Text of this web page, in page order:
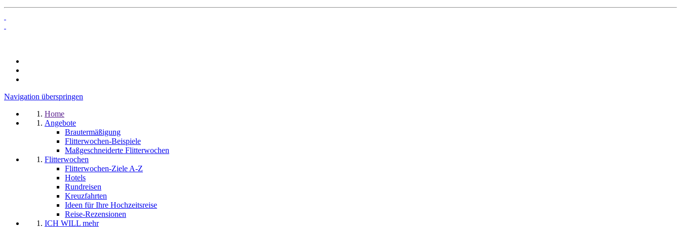
Navigation überspringen
Home
Angebote
Brautermäßigung
Flitterwochen-Beispiele
Maßgeschneiderte Flitterwochen
Flitterwochen
Flitterwochen-Ziele A-Z
Hotels
Rundreisen
Kreuzfahrten
Ideen für Ihre Hochzeitsreise
Reise-Rezensionen
ICH WILL mehr